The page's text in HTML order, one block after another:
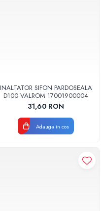
INALTATOR SIFON PARDOSEALA
D100 VALROM 17001900004
31,60 RON
Adauga in cos